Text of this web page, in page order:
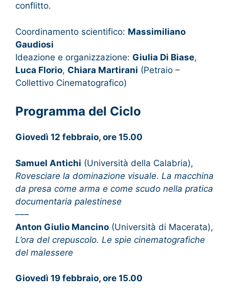
conflitto.
Coordinamento scientifico: Massimiliano
Gaudiosi
Ideazione e organizzazione: Giulia Di Biase,
Luca Florio, Chiara Martirani (Petraio –
Collettivo Cinematografico)
Programma del Ciclo
Giovedì 12 febbraio, ore 15.00
Samuel Antichi (Università della Calabria),
Rovesciare la dominazione visuale. La macchina
da presa come arma e come scudo nella pratica
documentaria palestinese
–––
Anton Giulio Mancino (Università di Macerata),
L’ora del crepuscolo. Le spie cinematografiche
del malessere
Giovedì 19 febbraio, ore 15.00